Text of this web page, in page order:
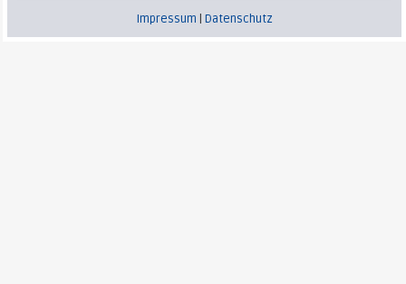
Impressum |Datenschutz